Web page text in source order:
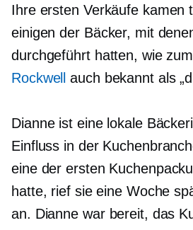
Ihre ersten Verkäufe kamen
einigen der Bäcker, mit
durchgeführt hatten, wie
Rockwell auch bekannt als
Dianne ist eine lokale
Einfluss in der
eine der ersten
hatte, rief sie eine Woche
an. Dianne war bereit, das